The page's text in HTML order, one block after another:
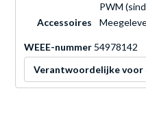
PWM
Accessoires
WEEE-nummer 54978142
Verantwoordelijke voor